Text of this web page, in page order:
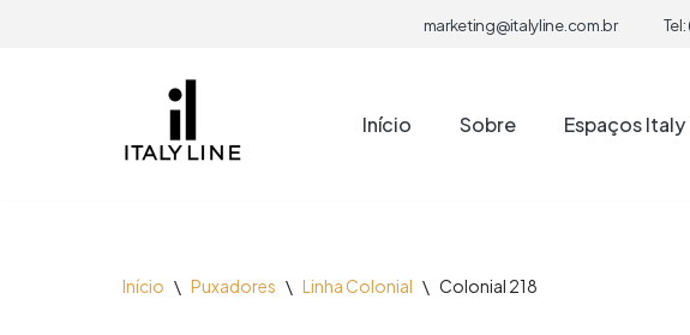
marketing@italyline.com.br
Início Sobre Espaços Italy
Início \ Puxadores \ Linha Colonial \ Colonial 218